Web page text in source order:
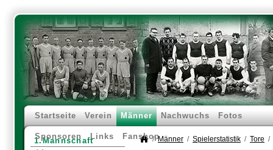
Startseite Verein Männer Nachwuchs Fotos
Sponsoren Links Fanshop
1.Mannschaft Männer Spielerstatistik Tore